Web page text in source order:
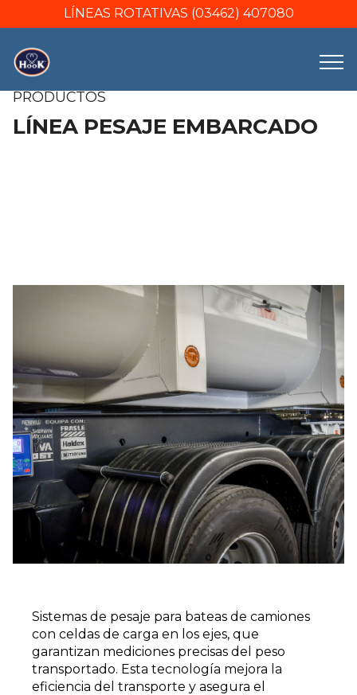
PRODUCTOS
LÍNEA PESAJE EMBARCADO
Sistemas de pesaje para bateas de camiones
con celdas de carga en los ejes, que
garantizan mediciones precisas del peso
transportado. Esta tecnología mejora la
eficiencia del transporte y asegura el
LÍNEAS ROTATIVAS (03462) 407080